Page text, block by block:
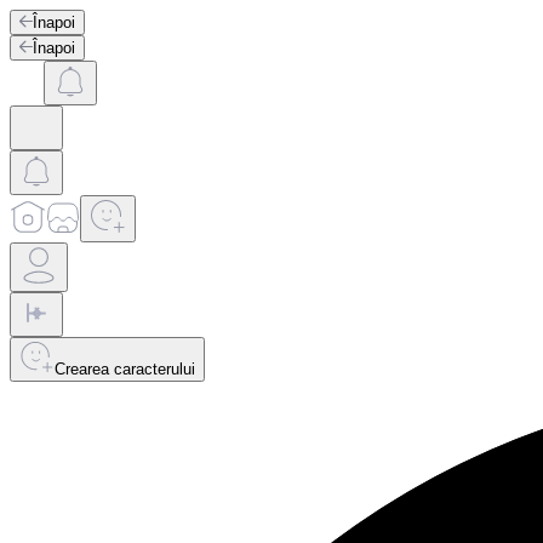
Înapoi
Înapoi
Crearea caracterului